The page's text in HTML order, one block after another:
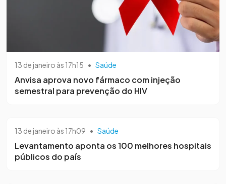
13 de janeiro às 17h15 • Saúde
Anvisa aprova novo fármaco com injeção
semestral para prevenção do HIV
13 de janeiro às 17h09 • Saúde
Levantamento aponta os 100 melhores hospitais
públicos do país